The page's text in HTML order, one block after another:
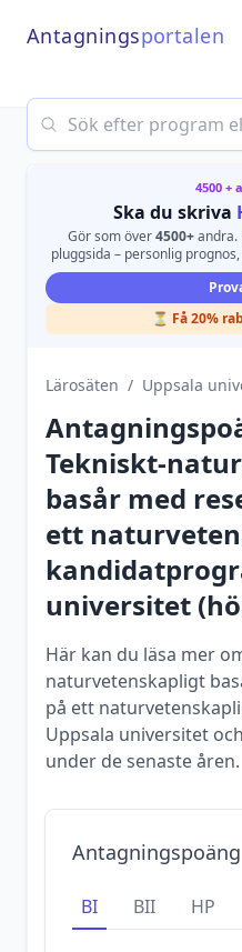
Antagningsportalen
Search
4500 +
Ska du skriva
Gör som över4500+andra.
pluggsida – personlig
⏳ Få 20%
Lärosäten / Uppsala
Tekniskt-
basår med
ett
universitet (
Här kan du läsa mer
naturvetenskapligt
på ett
Uppsala universitet
under de senaste åren.
Antagningspoäng
BI BII HP